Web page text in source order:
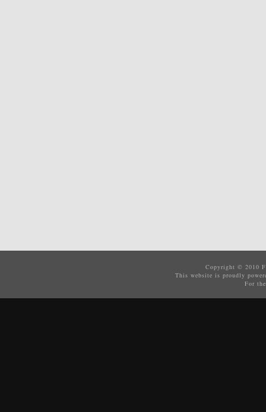
Copyright © 2010
This website is proudly
For